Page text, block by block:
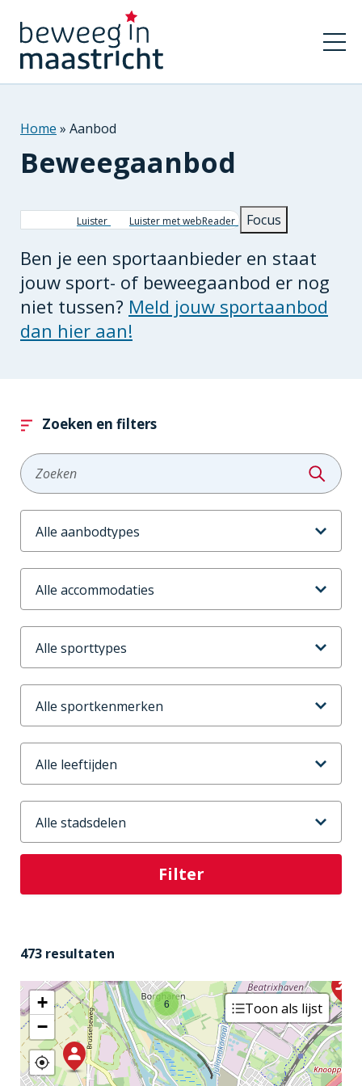
Kruimelpad
Home Aanbod
Beweegaanbod
Luister Luister met webReader Focus
Ben je een sportaanbieder en staat
jouw sport- of beweegaanbod er nog
niet tussen? Meld jouw sportaanbod
dan hier aan!
Zoeken en filters
Zoeken
Aanbodtype
Accommodaties
Sporttype
Sportkenmerken
Leeftijd
Stadsdeel
473 resultaten
Toon als lijst
6
+
−